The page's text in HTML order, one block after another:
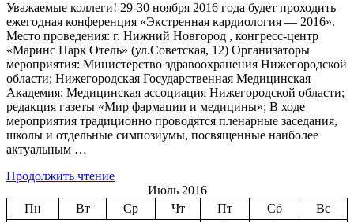
Уважаемые коллеги! 29-30 ноября 2016 года будет проходить
ежегодная конференция «Экстренная кардиология — 2016».
Место проведения: г. Нижний Новгород , конгресс-центр
«Маринс Парк Отель» (ул.Советская, 12) Организаторы
мероприятия: Министерство здравоохранения Нижегородской
области; Нижегородская Государственная Медицинская
Академия; Медицинская ассоциация Нижегородской области;
редакция газеты «Мир фармации и медицины»; В ходе
мероприятия традиционно проводятся пленарные заседания,
школы и отдельные симпозиумы, посвященные наиболее
актуальным …
Продолжить чтение
Июль 2016
Пн
Вт Ср Чт Пт Сб
Вс